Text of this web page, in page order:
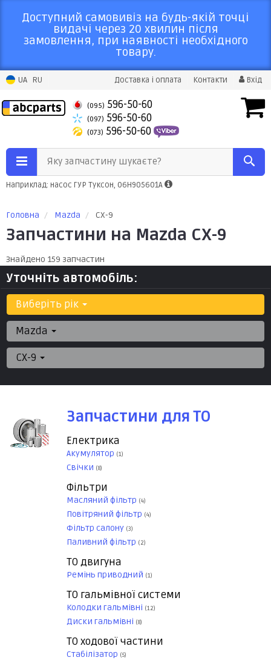
Доступний самовивіз на будь-якій точці
видачі через 20 хвилин після
замовлення, при наявності необхідного
товару.
UA RU Доставка і оплата Контакти Вхід
(095) 596-50-60
(097) 596-50-60
(073) 596-50-60
Яку запчастину шукаєте?
Наприклад: насос ГУР Туксон, 06H905601A
Головна Mazda CX-9
Запчастини на Mazda CX-9
Знайдено 159 запчастин
Уточніть автомобіль:
Виберіть рік
Mazda
CX-9
Запчастини для ТО
Електрика
Акумулятор (1)
Свічки (8)
Фільтри
Масляний фільтр (4)
Повітряний фільтр (4)
Фільтр салону (3)
Паливний фільтр (2)
ТО двигуна
Ремінь приводний (1)
ТО гальмівної системи
Колодки гальмівні (12)
Диски гальмівні (8)
ТО ходової частини
Стабілізатор (5)